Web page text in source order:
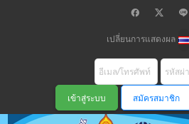
เปลี่ยนการแสดงผล
สมัครสมาชิก